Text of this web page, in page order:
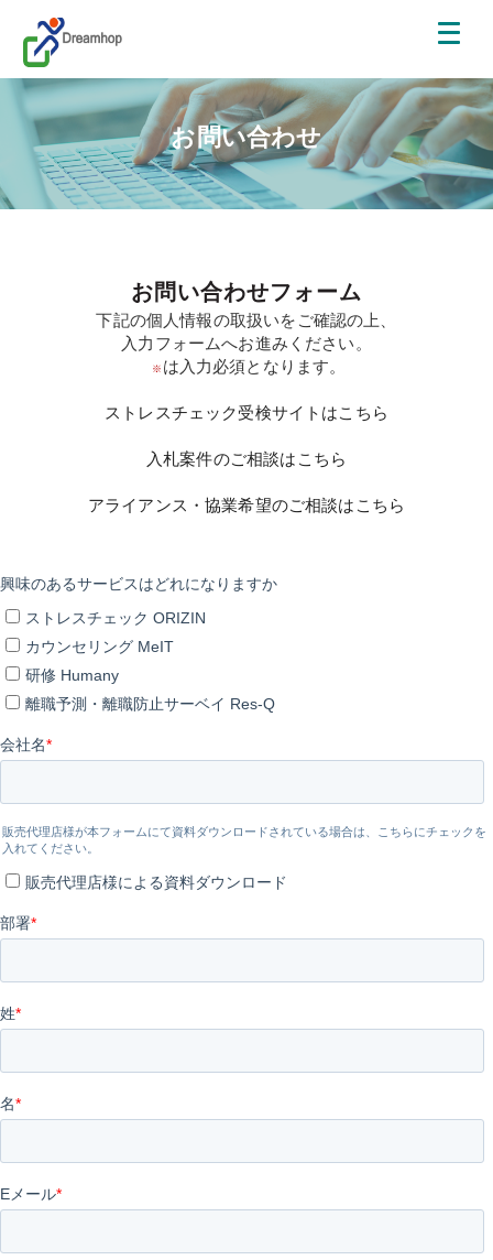
お問い合わせ
お問い合わせフォーム
下記の個人情報の取扱いをご確認の上、
入力フォームへお進みください。
※ は入力必須となります。
ストレスチェック受検サイトはこちら
入札案件のご相談はこちら
アライアンス・協業希望のご相談はこちら